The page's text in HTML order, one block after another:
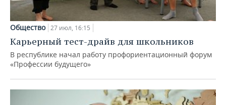
Общество 27 июл, 16:15
Карьерный тест-драйв для школьников
В республике начал работу профориентационный форум
«Профессии будущего»